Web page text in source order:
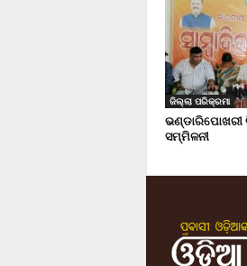
ଜିଲ୍ଲା ପରିକ୍ରମା
ଭଣ୍ଡାରିପୋଖରୀ
ସମ୍ମିଳନୀ